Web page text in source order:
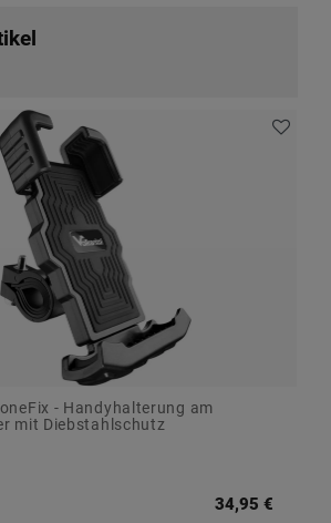
- Handyhalterung am
mit Diebstahlschutz
34,95 €